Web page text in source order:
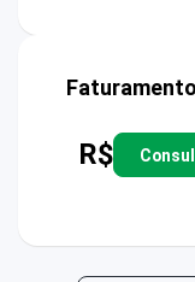
R$